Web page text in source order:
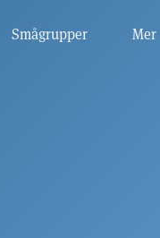
Smågrupper Mer